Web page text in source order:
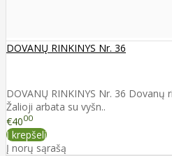
DOVANŲ RINKINYS Nr. 36
DOVANŲ RINKINYS Nr. 36 Dovanų
Žalioji arbata su vyšn..
€4000
Į krepšelį
Į norų sąrašą